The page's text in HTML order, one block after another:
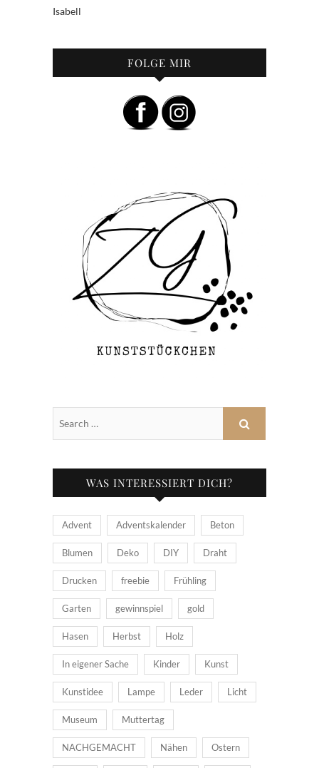
Isabell
FOLGE MIR
WAS INTERESSIERT DICH?
Advent Adventskalender Beton
Blumen Deko DIY Draht
Drucken freebie Frühling
Garten gewinnspiel gold
Hasen Herbst Holz
In eigener Sache Kinder Kunst
Kunstidee Lampe Leder Licht
Museum Muttertag
NACHGEMACHT Nähen Ostern